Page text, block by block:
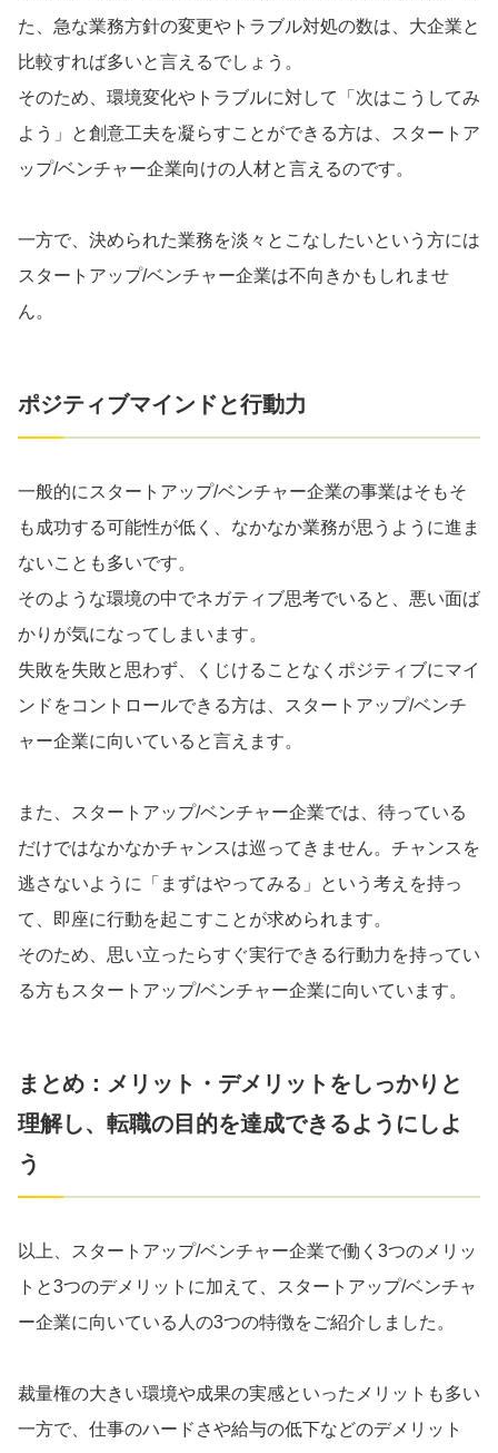
た、急な業務方針の変更やトラブル対処の数は、大企業と
比較すれば多いと言えるでしょう。
そのため、環境変化やトラブルに対して「次はこうしてみ
よう」と創意工夫を凝らすことができる方は、スタートア
ップ/ベンチャー企業向けの人材と言えるのです。
一方で、決められた業務を淡々とこなしたいという方には
スタートアップ/ベンチャー企業は不向きかもしれませ
ん。
ポジティブマインドと行動力
一般的にスタートアップ/ベンチャー企業の事業はそもそ
も成功する可能性が低く、なかなか業務が思うように進ま
ないことも多いです。
そのような環境の中でネガティブ思考でいると、悪い面ば
かりが気になってしまいます。
失敗を失敗と思わず、くじけることなくポジティブにマイ
ンドをコントロールできる方は、スタートアップ/ベンチ
ャー企業に向いていると言えます。
また、スタートアップ/ベンチャー企業では、待っている
だけではなかなかチャンスは巡ってきません。チャンスを
逃さないように「まずはやってみる」という考えを持っ
て、即座に行動を起こすことが求められます。
そのため、思い立ったらすぐ実行できる行動力を持ってい
る方もスタートアップ/ベンチャー企業に向いています。
まとめ：メリット・デメリットをしっかりと
理解し、転職の目的を達成できるようにしよ
う
以上、スタートアップ/ベンチャー企業で働く3つのメリッ
トと3つのデメリットに加えて、スタートアップ/ベンチャ
ー企業に向いている人の3つの特徴をご紹介しました。
裁量権の大きい環境や成果の実感といったメリットも多い
一方で、仕事のハードさや給与の低下などのデメリット